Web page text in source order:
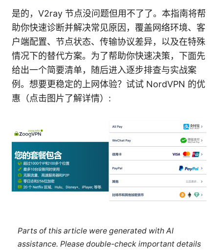
是的，V2ray 节点没问题但用不了了。本指南将帮
助你快速诊断并解决常见原因，覆盖网络环境、客
户端配置、节点状态、传输协议差异，以及在特殊
情况下的替代方案。为了帮助你快速决策，下面先
给出一个简要清单，随后进入逐步排查与实战案
例。想要更稳定的上网体验？试试 NordVPN 的优
惠（点击图片了解详情）:
Parts of this article were generated with AI
assistance. Please double-check important details